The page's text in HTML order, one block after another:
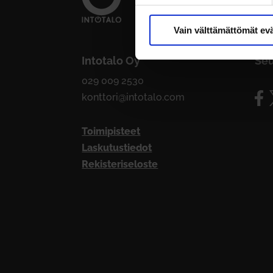
Vain välttämättömät
Intotalo Oy
029 009 2530
konttori@intotalo.com
Toimipisteet
Laskutustiedot
Rekisteriseloste